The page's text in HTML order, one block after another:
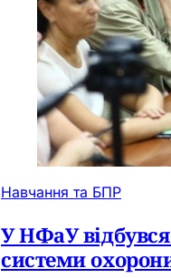
Навчання та БПР
У НФаУ
системи